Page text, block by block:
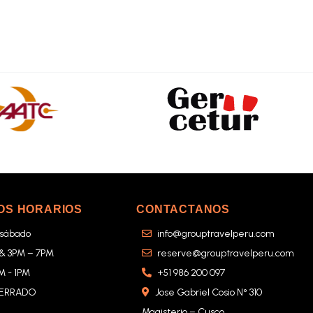
HORARIOS
3PM – 7PM
- 1PM
CONTACTANOS
info@grouptravelperu.com
reserve@grouptravelperu.com
+51 986 200 097
Jose Gabriel Cosio N° 310